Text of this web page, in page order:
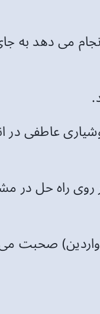
می دهد به
عاطفی
روی راه حل در
واردین) صحبت